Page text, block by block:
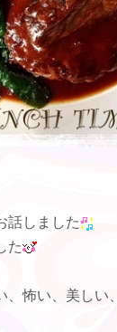
話しました
た
怖い、美しい、